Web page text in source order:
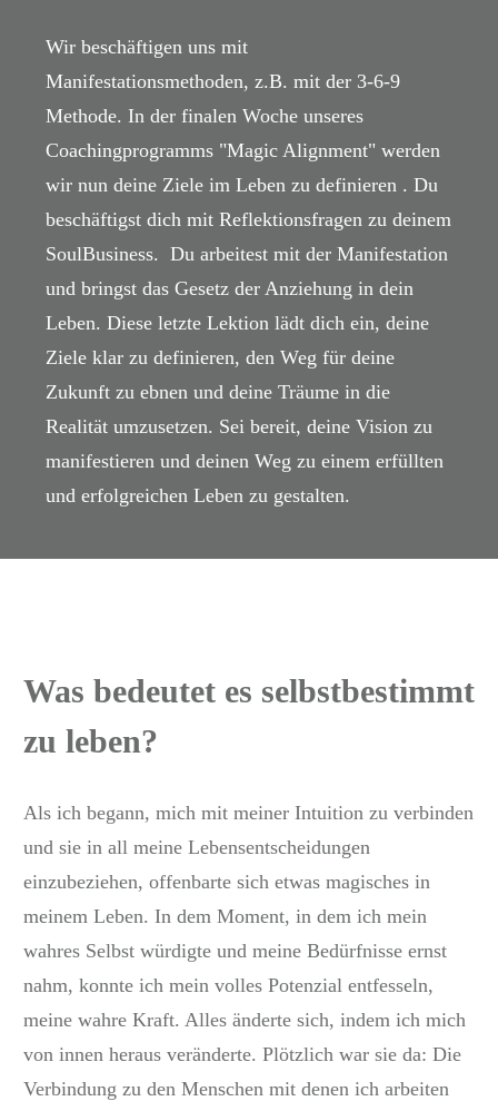
Wir beschäftigen uns mit
Manifestationsmethoden, z.B. mit der 3-6-9
Methode. In der finalen Woche unseres
Coachingprogramms "Magic Alignment" werden
wir nun deine Ziele im Leben zu definieren . Du
beschäftigst dich mit Reflektionsfragen zu deinem
SoulBusiness. Du arbeitest mit der Manifestation
und bringst das Gesetz der Anziehung in dein
Leben. Diese letzte Lektion lädt dich ein, deine
Ziele klar zu definieren, den Weg für deine
Zukunft zu ebnen und deine Träume in die
Realität umzusetzen. Sei bereit, deine Vision zu
manifestieren und deinen Weg zu einem erfüllten
und erfolgreichen Leben zu gestalten.
Was bedeutet es selbstbestimmt
zu leben?
Als ich begann, mich mit meiner Intuition zu verbinden
und sie in all meine Lebensentscheidungen
einzubeziehen, offenbarte sich etwas magisches in
meinem Leben. In dem Moment, in dem ich mein
wahres Selbst würdigte und meine Bedürfnisse ernst
nahm, konnte ich mein volles Potenzial entfesseln,
meine wahre Kraft. Alles änderte sich, indem ich mich
von innen heraus veränderte. Plötzlich war sie da: Die
Verbindung zu den Menschen mit denen ich arbeiten